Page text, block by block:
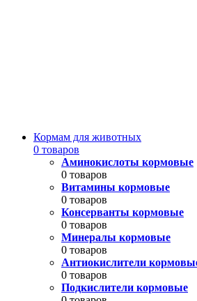
Кормам для животных
0 товаров
Аминокислоты кормовые
0 товаров
Витамины кормовые
0 товаров
Консерванты кормовые
0 товаров
Минералы кормовые
0 товаров
Антиокислители
0 товаров
Подкислители кормовые